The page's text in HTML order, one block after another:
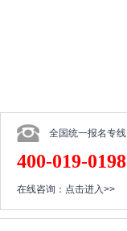
全国统一报名专线
400-019-0198
在线咨询： 点击进入>>